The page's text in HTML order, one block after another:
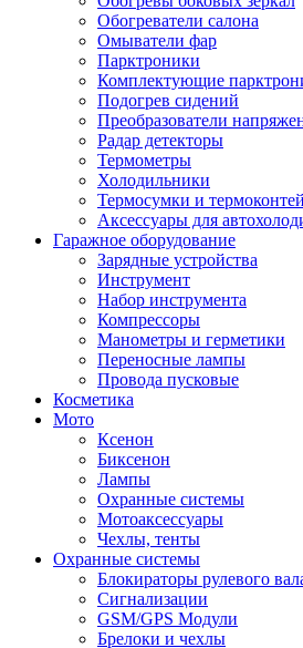
Обогреватели салона
Омыватели фар
Парктроники
Комплектующие
Подогрев сидений
Преобразователи
Радар детекторы
Термометры
Холодильники
Термосумки и
Аксессуары для
Гаражное оборудование
Зарядные устройства
Инструмент
Набор инструмента
Компрессоры
Манометры и герметики
Переносные лампы
Провода пусковые
Косметика
Мото
Ксенон
Биксенон
Лампы
Охранные системы
Мотоаксессуары
Чехлы, тенты
Охранные системы
Блокираторы рулевого
Сигнализации
GSM/GPS Модули
Брелоки и чехлы